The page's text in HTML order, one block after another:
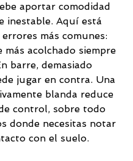
aportar comodidad
inestable. Aquí está
más comunes:
más acolchado siempre
barre, demasiado
jugar en contra. Una
blanda reduce
control, sobre todo
donde necesitas notar
con el suelo.